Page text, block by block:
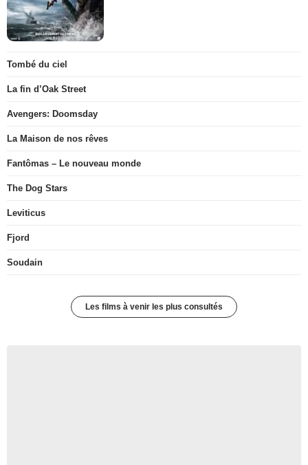
Tombé du ciel
La fin d’Oak Street
Avengers: Doomsday
La Maison de nos rêves
Fantômas – Le nouveau monde
The Dog Stars
Leviticus
Fjord
Soudain
Les films à venir les plus consultés